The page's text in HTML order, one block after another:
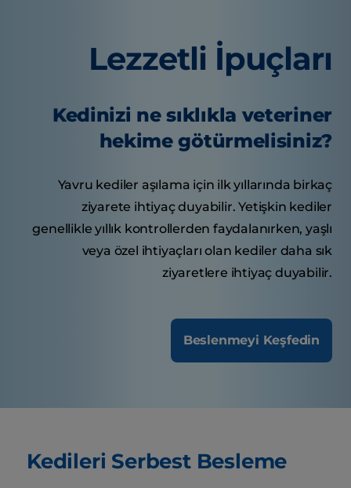
Lezzetli İpuçları
Kedinizi ne sıklıkla veteriner
hekime götürmelisiniz?
Yavru kediler aşılama için ilk yıllarında birkaç
ziyarete ihtiyaç duyabilir. Yetişkin kediler
genellikle yıllık kontrollerden faydalanırken, yaşlı
veya özel ihtiyaçları olan kediler daha sık
ziyaretlere ihtiyaç duyabilir.
Beslenmeyi Keşfedin
Kedileri Serbest Besleme